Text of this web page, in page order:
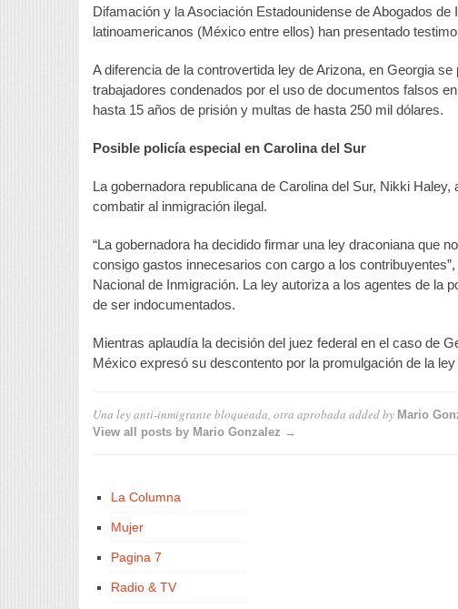
Difamación y la Asociación Estadounidense de Abogados
latinoamericanos (México entre ellos) han presentado
A diferencia de la controvertida ley de Arizona, en Georgia
trabajadores condenados por el uso de documentos falsos
hasta 15 años de prisión y multas de hasta 250 mil dólares.
Posible policía especial en Carolina del Sur
La gobernadora republicana de Carolina del Sur, Nikki
combatir al inmigración ilegal.
“La gobernadora ha decidido firmar una ley draconiana que
consigo gastos innecesarios con cargo a los
Nacional de Inmigración. La ley autoriza a los agentes de la
de ser indocumentados.
Mientras aplaudía la decisión del juez federal en el caso de
México expresó su descontento por la promulgación de la
Una ley anti-inmigrante bloqueada, otra aprobada added by Mario
View all posts by Mario Gonzalez →
La Columna
Mujer
Pagina 7
Radio & TV